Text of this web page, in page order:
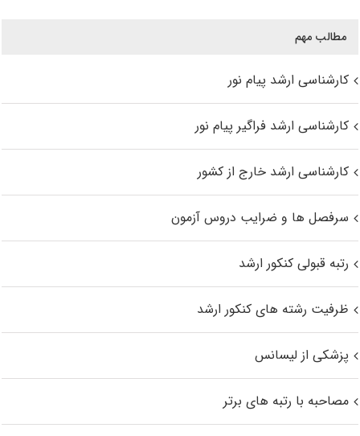
مطالب مهم
کارشناسی ارشد پیام نور
کارشناسی ارشد فراگیر پیام نور
کارشناسی ارشد خارج از کشور
سرفصل ها و ضرایب دروس آزمون
رتبه قبولی کنکور ارشد
ظرفیت رشته های کنکور ارشد
پزشکی از لیسانس
مصاحبه با رتبه های برتر